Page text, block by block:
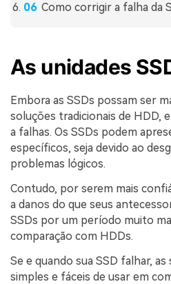
Como corrigir a falha da
As unidades
Embora as SSDs possam ser
soluções tradicionais de HDD,
a falhas. Os SSDs podem
específicos, seja devido ao
problemas lógicos.
Contudo, por serem mais
a danos do que seus
SSDs por um período muito
comparação com HDDs.
Se e quando sua SSD falhar,
simples e fáceis de usar em